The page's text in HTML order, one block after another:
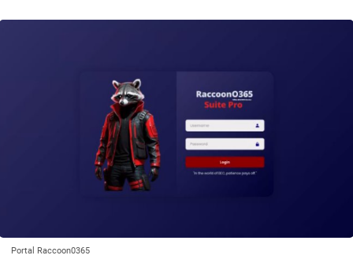
Portal Raccoon0365